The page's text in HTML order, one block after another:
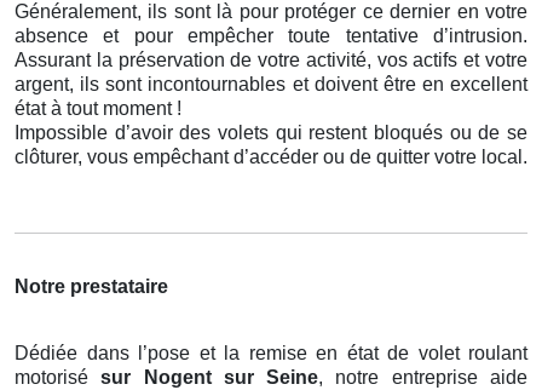
Généralement, ils sont là pour protéger ce dernier en votre
absence et pour empêcher toute tentative d’intrusion.
Assurant la préservation de votre activité, vos actifs et votre
argent, ils sont incontournables et doivent être en excellent
état à tout moment !
Impossible d’avoir des volets qui restent bloqués ou de se
clôturer, vous empêchant d’accéder ou de quitter votre local.
Notre prestataire
Dédiée dans l’pose et la remise en état de volet roulant
motorisésur Nogent sur Seine, notre entreprise aide